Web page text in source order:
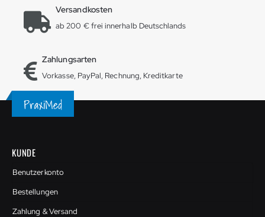
Versandkosten
ab 200 € frei innerhalb Deutschlands
Zahlungsarten
Vorkasse, PayPal, Rechnung, Kreditkarte
KUNDE
Benutzerkonto
Bestellungen
Zahlung & Versand